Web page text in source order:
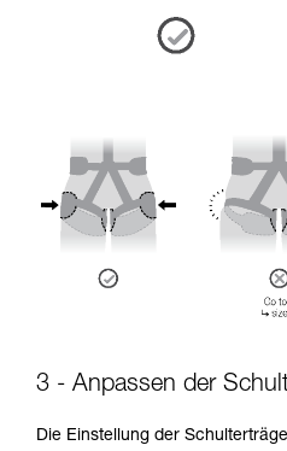
3 - Anpassen der
Die Einstellung der